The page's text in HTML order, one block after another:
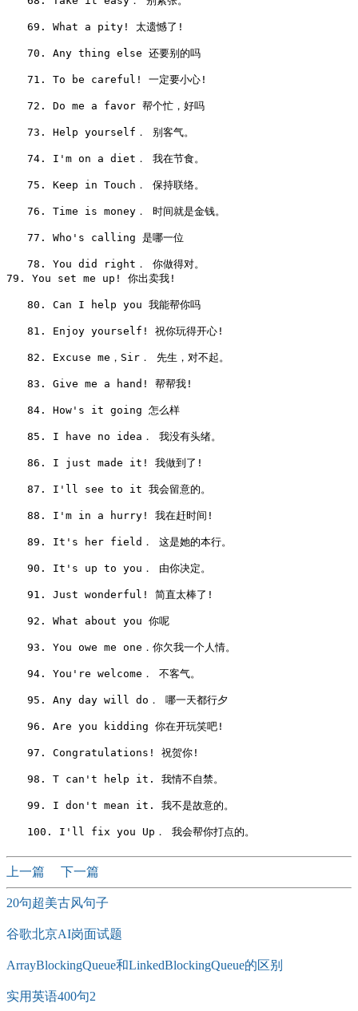
69. What a pity! 太遗憾了!
70. Any thing else 还要别的吗
71. To be careful! 一定要小心!
72. Do me a favor 帮个忙，好吗
73. Help yourself． 别客气。
74. I'm on a diet． 我在节食。
75. Keep in Touch． 保持联络。
76. Time is money． 时间就是金钱。
77. Who's calling 是哪一位
78. You did right． 你做得对。
79. You set me up! 你出卖我!
80. Can I help you 我能帮你吗
81. Enjoy yourself! 祝你玩得开心!
82. Excuse me，Sir． 先生，对不起。
83. Give me a hand! 帮帮我!
84. How's it going 怎么样
85. I have no idea． 我没有头绪。
86. I just made it! 我做到了!
87. I'll see to it 我会留意的。
88. I'm in a hurry! 我在赶时间!
89. It's her field． 这是她的本行。
90. It's up to you． 由你决定。
91. Just wonderful! 简直太棒了!
92. What about you 你呢
93. You owe me one．你欠我一个人情。
94. You're welcome． 不客气。
95. Any day will do． 哪一天都行夕
96. Are you kidding 你在开玩笑吧!
97. Congratulations! 祝贺你!
98. T can't help it. 我情不自禁。
99. I don't mean it. 我不是故意的。
上一篇 下一篇
20句超美古风句子
谷歌北京AI岗面试题
ArrayBlockingQueue和LinkedBlockingQueue的区别
实用英语400句2